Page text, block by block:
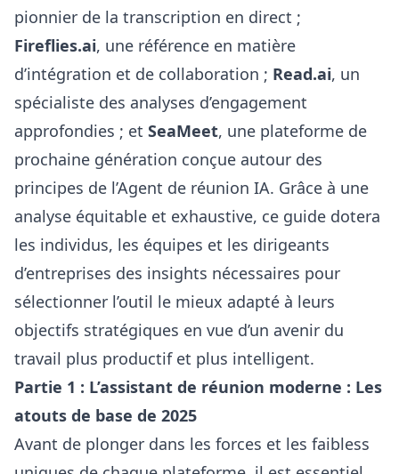
pionnier de la transcription en direct ;
Fireflies.ai, une référence en matière
d’intégration et de collaboration ; Read.ai, un
spécialiste des analyses d’engagement
approfondies ; et SeaMeet, une plateforme de
prochaine génération conçue autour des
principes de l’Agent de réunion IA. Grâce à une
analyse équitable et exhaustive, ce guide dotera
les individus, les équipes et les dirigeants
d’entreprises des insights nécessaires pour
sélectionner l’outil le mieux adapté à leurs
objectifs stratégiques en vue d’un avenir du
travail plus productif et plus intelligent.
Partie 1 : L’assistant de réunion moderne : Les
atouts de base de 2025
Avant de plonger dans les forces et les faibless